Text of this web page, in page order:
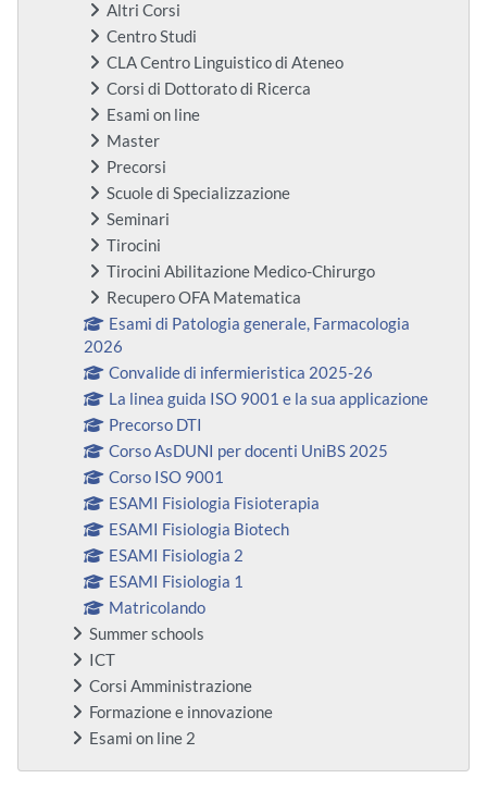
Altri Corsi
Centro Studi
CLA Centro Linguistico di Ateneo
Corsi di Dottorato di Ricerca
Esami on line
Master
Precorsi
Scuole di Specializzazione
Seminari
Tirocini
Tirocini Abilitazione Medico-Chirurgo
Recupero OFA Matematica
Esami di Patologia generale, Farmacologia
2026
Convalide di infermieristica 2025-26
La linea guida ISO 9001 e la sua applicazione
Precorso DTI
Corso AsDUNI per docenti UniBS 2025
Corso ISO 9001
ESAMI Fisiologia Fisioterapia
ESAMI Fisiologia Biotech
ESAMI Fisiologia 2
ESAMI Fisiologia 1
Matricolando
Summer schools
ICT
Corsi Amministrazione
Formazione e innovazione
Esami on line 2